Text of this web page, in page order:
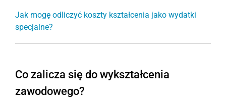
Jak mogę odliczyć koszty kształcenia jako wydatki
specjalne?
Co zalicza się do wykształcenia
zawodowego?